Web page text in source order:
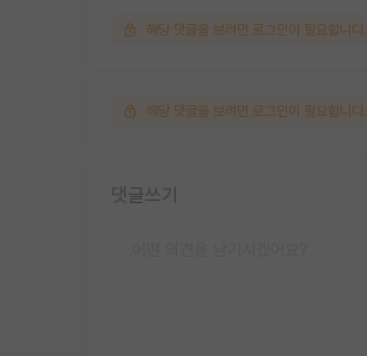
해당 댓글을 보려면 로그인이 필요합니다.
해당 댓글을 보려면 로그인이 필요합니다.
댓글쓰기